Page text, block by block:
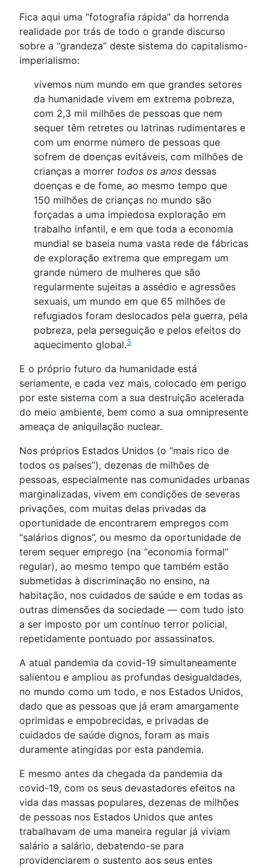
Fica aqui uma “fotografia rápida” da horrenda
realidade por trás de todo o grande discurso
sobre a “grandeza” deste sistema do capitalismo-
imperialismo:
vivemos num mundo em que grandes setores
da humanidade vivem em extrema pobreza,
com 2,3 mil milhões de pessoas que nem
sequer têm retretes ou latrinas rudimentares e
com um enorme número de pessoas que
sofrem de doenças evitáveis, com milhões de
crianças a morrer todos os anos dessas
doenças e de fome, ao mesmo tempo que
150 milhões de crianças no mundo são
forçadas a uma impiedosa exploração em
trabalho infantil, e em que toda a economia
mundial se baseia numa vasta rede de fábricas
de exploração extrema que empregam um
grande número de mulheres que são
regularmente sujeitas a assédio e agressões
sexuais, um mundo em que 65 milhões de
refugiados foram deslocados pela guerra, pela
pobreza, pela perseguição e pelos efeitos do
aquecimento global.3
E o próprio futuro da humanidade está
seriamente, e cada vez mais, colocado em perigo
por este sistema com a sua destruição acelerada
do meio ambiente, bem como a sua omnipresente
ameaça de aniquilação nuclear.
Nos próprios Estados Unidos (o “mais rico de
todos os países”), dezenas de milhões de
pessoas, especialmente nas comunidades urbanas
marginalizadas, vivem em condições de severas
privações, com muitas delas privadas da
oportunidade de encontrarem empregos com
“salários dignos”, ou mesmo da oportunidade de
terem sequer emprego (na “economia formal”
regular), ao mesmo tempo que também estão
submetidas à discriminação no ensino, na
habitação, nos cuidados de saúde e em todas as
outras dimensões da sociedade — com tudo isto
a ser imposto por um contínuo terror policial,
repetidamente pontuado por assassinatos.
A atual pandemia da covid-19 simultaneamente
salientou e ampliou as profundas desigualdades,
no mundo como um todo, e nos Estados Unidos,
dado que as pessoas que já eram amargamente
oprimidas e empobrecidas, e privadas de
cuidados de saúde dignos, foram as mais
duramente atingidas por esta pandemia.
E mesmo antes da chegada da pandemia da
covid-19, com os seus devastadores efeitos na
vida das massas populares, dezenas de milhões
de pessoas nos Estados Unidos que antes
trabalhavam de uma maneira regular já viviam
salário a salário, debatendo-se para
providenciarem o sustento aos seus entes